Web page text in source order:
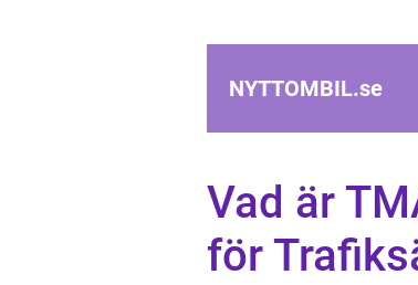
NYTTOMBIL.se
Vad är
för